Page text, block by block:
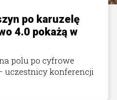
po karuzelę
4.0 pokażą w
polu po cyfrowe
uczestnicy konferencji